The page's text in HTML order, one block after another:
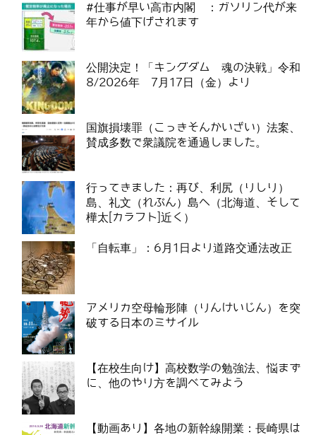
#仕事が早い高市内閣 ：ガソリン代が来
年から値下げされます
公開決定！「キングダム 魂の決戦」令和
8/2026年 7月17日（金）より
国旗損壊罪（こっきそんかいざい）法案、
賛成多数で衆議院を通過しました。
行ってきました：再び、利尻（りしり）
島、礼文（れぶん）島へ（北海道、そして
樺太[カラフト]近く）
「自転車」：6月1日より道路交通法改正
アメリカ空母輪形陣（りんけいじん）を突
破する日本のミサイル
【在校生向け】高校数学の勉強法、悩まず
に、他のやり方を調べてみよう
【動画あり】各地の新幹線開業：長崎県は